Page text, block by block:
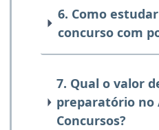
6. Como
concurso com
7. Qual o valor
preparatório no
Concursos?